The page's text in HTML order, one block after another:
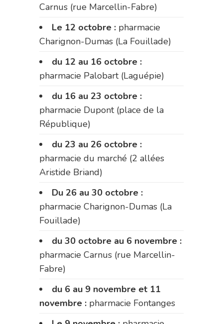
Carnus (rue Marcellin-Fabre)
Le 12 octobre : pharmacie
Charignon-Dumas (La Fouillade)
du 12 au 16 octobre :
pharmacie Palobart (Laguépie)
du 16 au 23 octobre :
pharmacie Dupont (place de la
République)
du 23 au 26 octobre :
pharmacie du marché (2 allées
Aristide Briand)
Du 26 au 30 octobre :
pharmacie Charignon-Dumas (La
Fouillade)
du 30 octobre au 6 novembre :
pharmacie Carnus (rue Marcellin-
Fabre)
du 6 au 9 novembre et 11
novembre : pharmacie Fontanges